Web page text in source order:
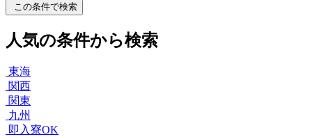
この条件で検索
人気の条件から検索
東海
関西
関東
九州
即入寮OK